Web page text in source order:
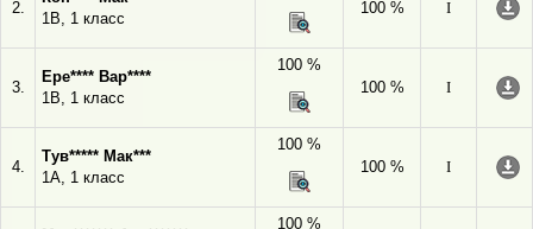
2.
1В, 1 класс
100 % I
3.
Ере**** Вар****
1В, 1 класс
100 %
100 %
I
4.
Тув***** Мак***
1А, 1 класс
100 %
100 %
I
100 %